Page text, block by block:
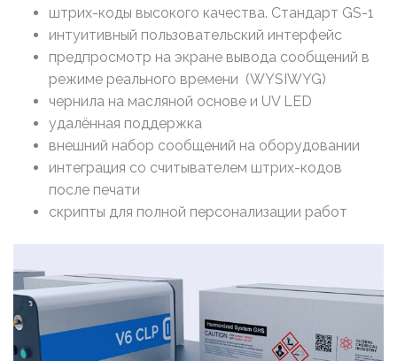
штрих-коды высокого качества. Стандарт GS-1
интуитивный пользовательский интерфейс
предпросмотр на экране вывода сообщений в
режиме реального времени (WYSIWYG)
чернила на масляной основе и UV LED
удалённая поддержка
внешний набор сообщений на оборудовании
интеграция со считывателем штрих-кодов
после печати
скрипты для полной персонализации работ